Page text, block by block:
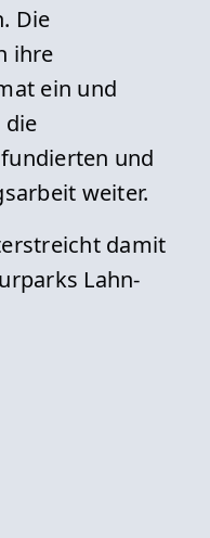
Die
ihre
ein und
die
und
weiter.
damit
Lahn-